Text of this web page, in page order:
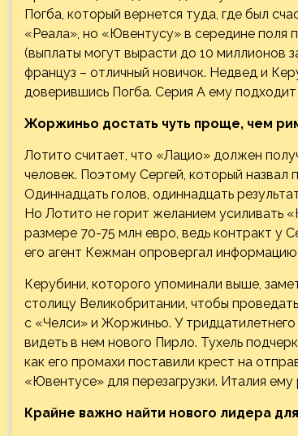
Погба, который вернется туда, где был
«Реала», но «Ювентусу» в середине поля
(выплаты могут вырасти до 10 миллионов
француз – отличный новичок. Недвед и
доверившись Погба. Серия А ему
Жоржиньо достать чуть проще, чем
Лотито считает, что «Лацио» должен
человек. Поэтому Сергей, который
Одиннадцать голов, одиннадцать
Но Лотито не горит желанием
размере 70-75 млн евро, ведь контракт у
его агент Кежман опровергал
Керубини, которого упоминали выше,
столицу Великобритании, чтобы
с «Челси» и Жоржиньо. У
видеть в нем нового Пирло. Тухель
как его промахи поставили крест на
«Ювентусе» для перезагрузки. Италия ему
Крайне важно найти нового лидера